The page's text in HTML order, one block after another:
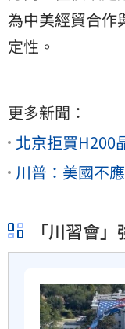
為中美經貿合作
定性。
更多新聞：
北京拒買
川普：美國不
「川習會